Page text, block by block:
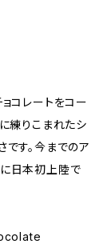
コレートをコー
練りこまれたシ
す。今までのア
日本初上陸で